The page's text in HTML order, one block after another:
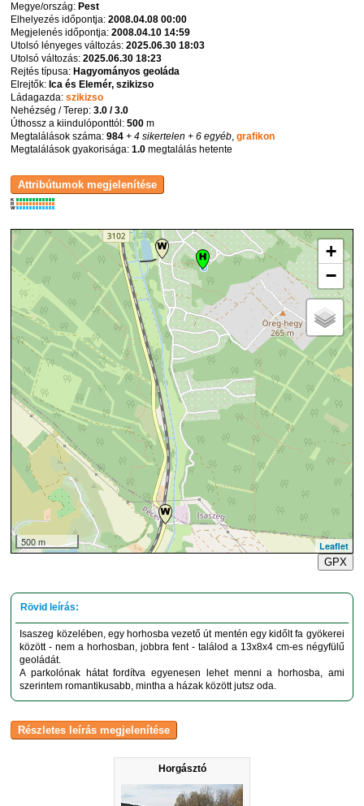
Horgásztó
Megye/ország: Pest
Elhelyezés időpontja:2008.04.08 00:00
Megjelenés időpontja:2008.04.10 14:59
Utolsó lényeges változás:2025.06.30 18:03
Utolsó változás:2025.06.30 18:23
Rejtés típusa: Hagyományos geoláda
Elrejtők: Ica és Elemér, szikizso
Ládagazda:szikizso
Nehézség / Terep:3.0 / 3.0
Úthossz a kiindulóponttól:500 m
Megtalálások száma:984 + 4 sikertelen + 6 egyéb,grafikon
Megtalálások gyakorisága:1.0 megtalálás hetente
K
R
W
+
−
500 m
Leaflet
GPX
Isaszeg közelében, egy horhosba vezető út mentén egy kidőlt fa gyökerei
között - nem a horhosban, jobbra fent - találod a 13x8x4 cm-es négyfülű
geoládát.
A parkolónak hátat fordítva egyenesen lehet menni a horhosba, ami
szerintem romantikusabb, mintha a házak között jutsz oda.